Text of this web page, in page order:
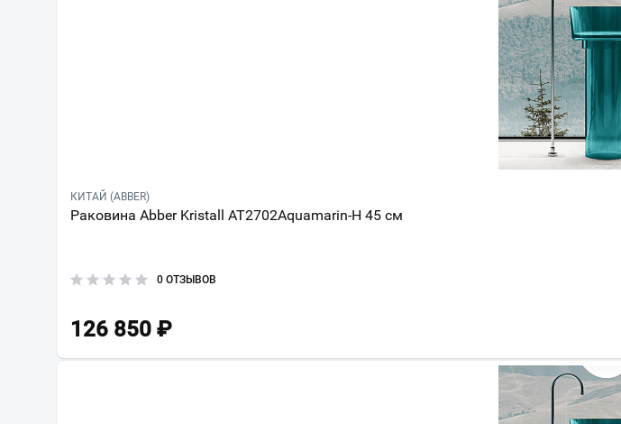
КИТАЙ (ABBER)
Раковина Abber Kristall AT2702Aquamarin-H 45 см
0 ОТЗЫВОВ
126 850 ₽